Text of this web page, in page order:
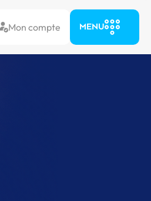
Mon compte MENU